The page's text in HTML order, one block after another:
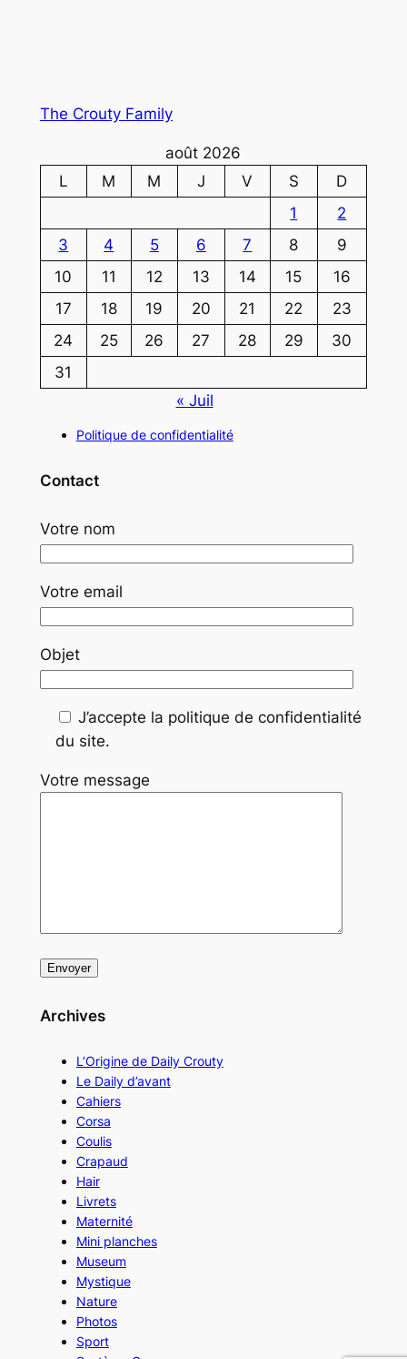
The Crouty Family
août 2026
L
M M J V S
D
1
2
3
4 5 6 7 8
9
10
11 12 13 14 15
16
17
18 19 20 21 22
23
24
25 26 27 28 29
30
31
« Juil
Politique de confidentialité
Contact
Votre nom
Votre email
Objet
J’accepte la politique de confidentialité
du site.
Votre message
Archives
L’Origine de Daily Crouty
Le Daily d’avant
Cahiers
Corsa
Coulis
Crapaud
Hair
Livrets
Maternité
Mini planches
Museum
Mystique
Nature
Photos
Sport